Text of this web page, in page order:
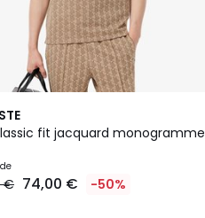
fit jacquard monogramme
€ 74,00 € -50%